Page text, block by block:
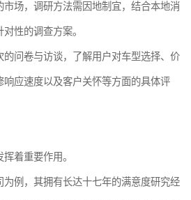
场，调研方法需因地制宜，结合本地消
性的调查方案。
问卷与访谈，了解用户对车型选择、价
应速度以及客户关怀等方面的具体评
着重要作用。
为例，其拥有长达十七年的满意度研究经